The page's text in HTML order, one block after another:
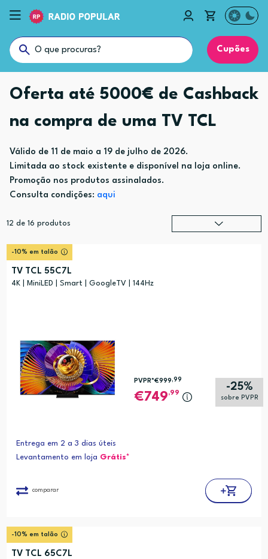
Cupões
Oferta até 5000€ de Cashback
na compra de uma TV TCL
Válido de 11 de maio a 19 de julho de 2026.
Limitada ao stock existente e disponível na loja online.
Promoção nos produtos assinalados.
Consulta condições: aqui
12 de 16 produtos
-10% em talão
TV TCL 55C7L
4K | MiniLED | Smart | GoogleTV | 144Hz
-25%
sobre PVPR
PVPR*€999 ,99
749,99
Entrega em 2 a 3 dias úteis
Levantamento em loja Grátis*
comparar
-10% em talão
TV TCL 65C7L